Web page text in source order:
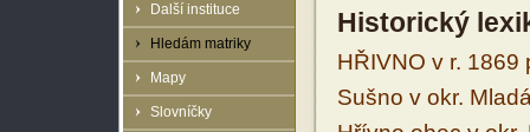
Další instituce
Hledám matriky
Mapy
Slovníčky
Historický
HŘIVNO v r.
Sušno v okr.